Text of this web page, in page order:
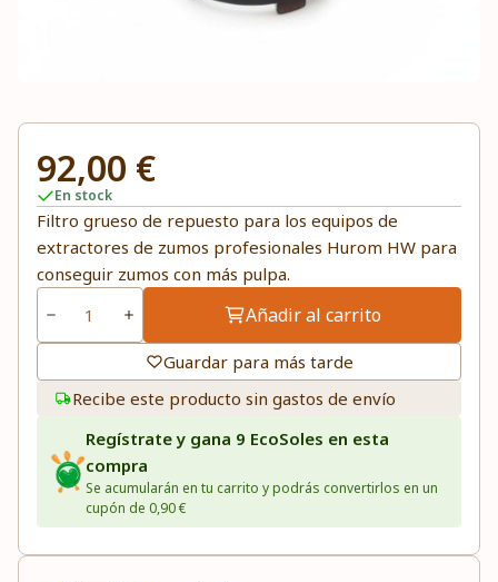
92,00 €
En stock
Filtro grueso de repuesto para los equipos de
extractores de zumos profesionales Hurom HW para
conseguir zumos con más pulpa.
Añadir al carrito
Guardar para más tarde
Recibe este producto sin gastos de envío
Regístrate y gana 9 EcoSoles en esta
compra
Se acumularán en tu carrito y podrás convertirlos en un
cupón de 0,90 €